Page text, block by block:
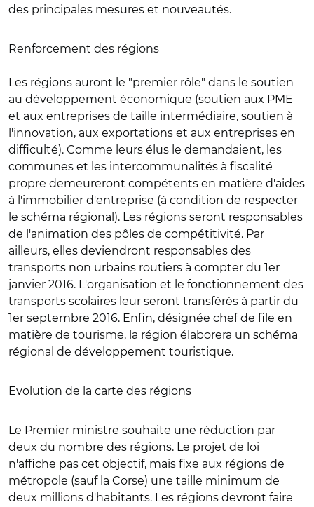
des principales mesures et nouveautés.
Renforcement des régions
Les régions auront le "premier rôle" dans le soutien
au développement économique (soutien aux PME
et aux entreprises de taille intermédiaire, soutien à
l'innovation, aux exportations et aux entreprises en
difficulté). Comme leurs élus le demandaient, les
communes et les intercommunalités à fiscalité
propre demeureront compétents en matière d'aides
à l'immobilier d'entreprise (à condition de respecter
le schéma régional). Les régions seront responsables
de l'animation des pôles de compétitivité. Par
ailleurs, elles deviendront responsables des
transports non urbains routiers à compter du 1er
janvier 2016. L'organisation et le fonctionnement des
transports scolaires leur seront transférés à partir du
1er septembre 2016. Enfin, désignée chef de file en
matière de tourisme, la région élaborera un schéma
régional de développement touristique.
Evolution de la carte des régions
Le Premier ministre souhaite une réduction par
deux du nombre des régions. Le projet de loi
n'affiche pas cet objectif, mais fixe aux régions de
métropole (sauf la Corse) une taille minimum de
deux millions d'habitants. Les régions devront faire